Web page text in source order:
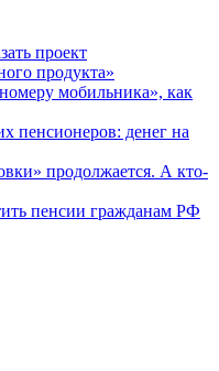
проект
продукта»
мобильника», как
пенсионеров: денег на
продолжается. А кто-
пенсии гражданам РФ